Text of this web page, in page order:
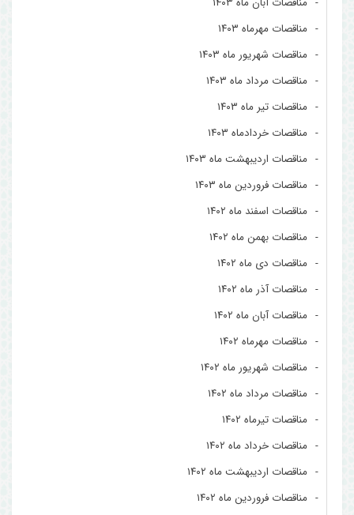
مناقصات مهرماه ۱۴۰۳
مناقصات شهریور ماه ۱۴۰۳
مناقصات مرداد ماه ۱۴۰۳
مناقصات تیر ماه ۱۴۰۳
مناقصات خردادماه ۱۴۰۳
مناقصات اردیبهشت ماه ۱۴۰۳
مناقصات فروردین ماه ۱۴۰۳
مناقصات اسفند ماه ۱۴۰۲
مناقصات بهمن ماه ۱۴۰۲
مناقصات دی ماه ۱۴۰۲
مناقصات آذر ماه ۱۴۰۲
مناقصات آبان ماه ۱۴۰۲
مناقصات مهرماه ۱۴۰۲
مناقصات شهریور ماه ۱۴۰۲
مناقصات مرداد ماه ۱۴۰۲
مناقصات تیرماه ۱۴۰۲
مناقصات خرداد ماه ۱۴۰۲
مناقصات اردیبهشت ماه ۱۴۰۲
مناقصات فروردین ماه ۱۴۰۲